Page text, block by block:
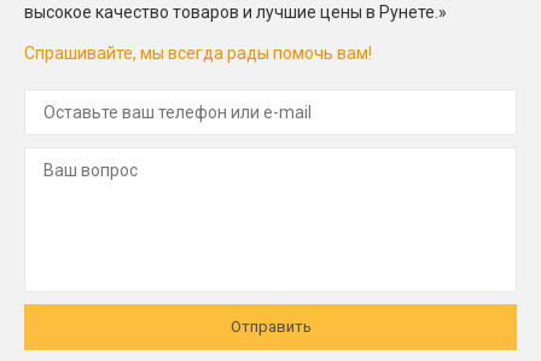
высокое качество товаров и лучшие цены в Рунете.»
Спрашивайте, мы всегда рады помочь вам!
Отправить